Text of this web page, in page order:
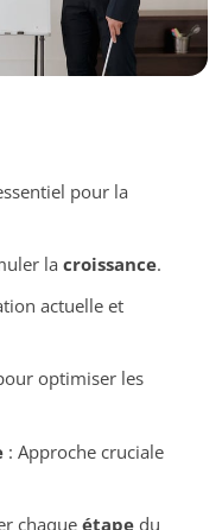
pour la
la croissance.
actuelle et
optimiser les
: Approche cruciale
chaque étapedu